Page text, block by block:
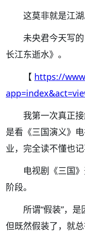
这莫非就是江湖
未央君今天写
长江东逝水》。
【 https://
我第一次真正
是看《三国演义》
业，完全读不懂也记
电视剧《三国
阶段。
所谓“假装”，是
但既然假装了，就